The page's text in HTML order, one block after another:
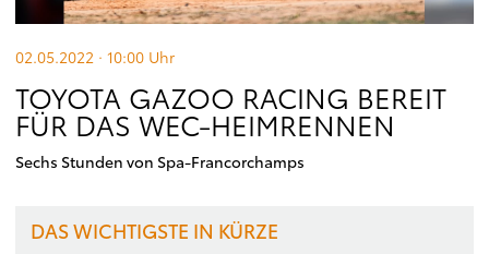
02.05.2022 · 10:00 Uhr
TOYOTA GAZOO RACING BEREIT
FÜR DAS WEC-HEIMRENNEN
Sechs Stunden von Spa-Francorchamps
DAS WICHTIGSTE IN KÜRZE